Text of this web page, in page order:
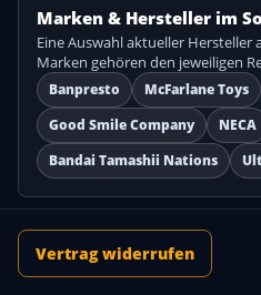
Marken & Hersteller im
Eine Auswahl aktueller Hersteller
Marken gehören den jeweiligen
Banpresto McFarlane Toys
Good Smile Company
NECA
Bandai Tamashii Nations
Vertrag widerrufen